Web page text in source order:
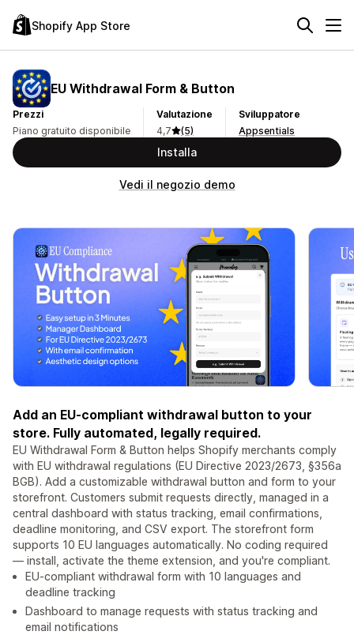
Shopify App Store
EU Withdrawal Form & Button
Prezzi
Piano gratuito disponibile
Valutazione
4,7
(5)
Sviluppatore
Appsentials
Installa
Vedi il negozio demo
Add an EU-compliant withdrawal button to your
store. Fully automated, legally required.
EU Withdrawal Form & Button helps Shopify merchants comply
with EU withdrawal regulations (EU Directive 2023/2673, §356a
BGB). Add a customizable withdrawal button and form to your
storefront. Customers submit requests directly, managed in a
central dashboard with status tracking, email confirmations,
deadline monitoring, and CSV export. The storefront form
supports 10 EU languages automatically. No coding required
— install, activate the theme extension, and you're compliant.
EU-compliant withdrawal form with 10 languages and
deadline tracking
Dashboard to manage requests with status tracking and
email notifications